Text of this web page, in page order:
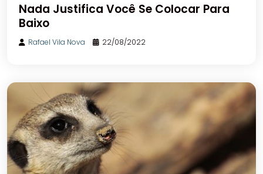
Nada Justifica Você Se Colocar Para
Baixo
Rafael Vila Nova 22/08/2022